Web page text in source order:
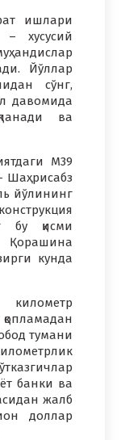
ишлари
– хусусий
Йўллар
сўнг,
давомида
ва
М39
Шаҳрисабз
йўлининг
бу қисми
Қорашина
кунда
тумани
банки ва
жалб
доллар